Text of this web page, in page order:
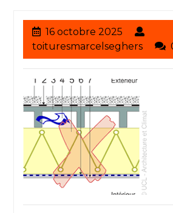
16 octobre 2025
octobre
2025
toituresmarcelseghers